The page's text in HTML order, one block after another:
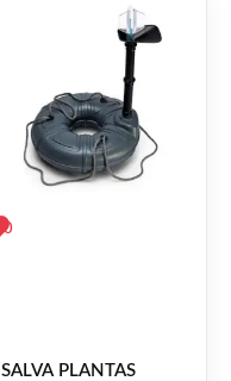
0
SALVA PLANTAS